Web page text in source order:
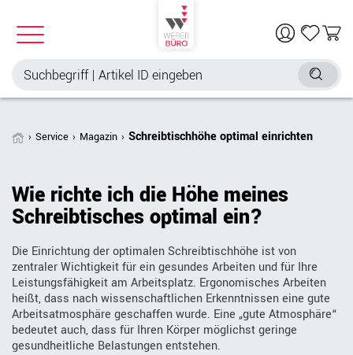
Service Magazin Schreibtischhöhe optimal einrichten
Wie richte ich die Höhe meines
Schreibtisches optimal ein?
Die Einrichtung der optimalen Schreibtischhöhe ist von
zentraler Wichtigkeit für ein gesundes Arbeiten und für Ihre
Leistungsfähigkeit am Arbeitsplatz. Ergonomisches Arbeiten
heißt, dass nach wissenschaftlichen Erkenntnissen eine gute
Arbeitsatmosphäre geschaffen wurde. Eine „gute Atmosphäre“
bedeutet auch, dass für Ihren Körper möglichst geringe
gesundheitliche Belastungen entstehen.